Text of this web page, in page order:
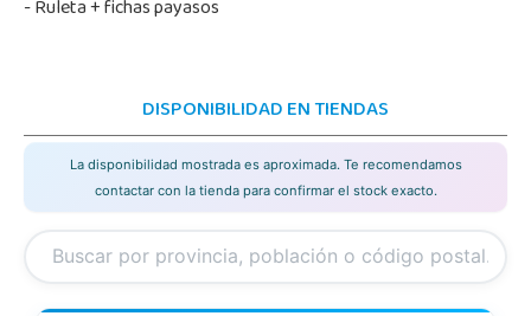
- Ruleta + fichas payasos
DISPONIBILIDAD EN TIENDAS
La disponibilidad mostrada es aproximada. Te recomendamos
contactar con la tienda para confirmar el stock exacto.